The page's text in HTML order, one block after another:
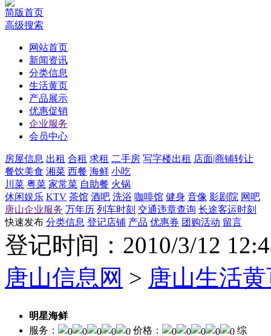
简版首页
高级搜索
网站首页
新闻资讯
分类信息
生活黄页
产品展示
优惠促销
企业服务
会员中心
房屋信息 出租 合租 求租 二手房 写字楼出租 店面|商铺转让
餐饮美食 湘菜 西餐 海鲜 小吃
川菜 粤菜 家常菜 自助餐 火锅
休闲娱乐 KTV 茶馆 酒吧 洗浴 咖啡馆 健身 音像 影剧院 网吧
唐山企业服务 万年历 列车时刻 交通违章查询 长途客运时刻
快速发布 分类信息 登记店铺 产品 优惠券 团购活动 留言
登记时间：2010/3/12
唐山信息网 > 唐山生活
明星海鲜
服务：
价格：
综